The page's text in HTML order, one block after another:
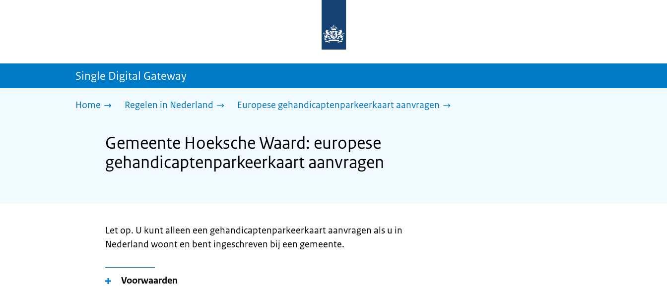
homepage
sdg.rijksoverheid.nl
Single Digital Gateway
Home Regelen in Nederland Europese gehandicaptenparkeerkaart aanvragen
Gemeente Hoeksche Waard: europese
gehandicaptenparkeerkaart aanvragen
Let op. U kunt alleen een gehandicaptenparkeerkaart aanvragen als u in
Nederland woont en bent ingeschreven bij een gemeente.
Voorwaarden